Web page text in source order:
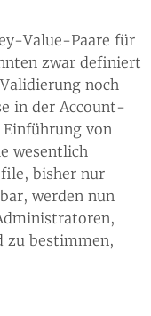
Value-Paare für
zwar definiert
noch
in der Account-
von
wesentlich
bisher nur
werden nun
zu bestimmen,